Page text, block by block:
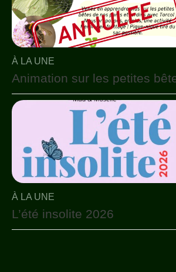
À LA UNE
Animation sur les petites
À LA UNE
L’été insolite 2026